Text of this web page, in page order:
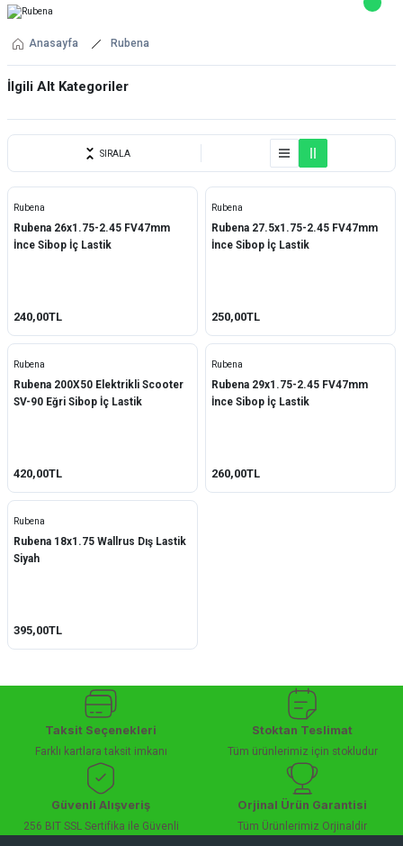
Anasayfa Rubena
İlgili Alt Kategoriler
YEDEK PARÇA
SIRALA
Rubena
Rubena 26x1.75-2.45 FV47mm
İnce Sibop İç Lastik
240,00TL
Rubena
Rubena 27.5x1.75-2.45 FV47mm
İnce Sibop İç Lastik
250,00TL
Rubena
Rubena 200X50 Elektrikli Scooter
SV-90 Eğri Sibop İç Lastik
420,00TL
Rubena
Rubena 29x1.75-2.45 FV47mm
İnce Sibop İç Lastik
260,00TL
Rubena
Rubena 18x1.75 Wallrus Dış Lastik
Siyah
395,00TL
Taksit Seçenekleri
Farklı kartlara taksit imkanı
Stoktan Teslimat
Tüm ürünlerimiz için stokludur
Güvenli Alışveriş
256 BIT SSL Sertifika ile Güvenli
Orjinal Ürün Garantisi
Tüm Ürünlerimiz Orjinaldir